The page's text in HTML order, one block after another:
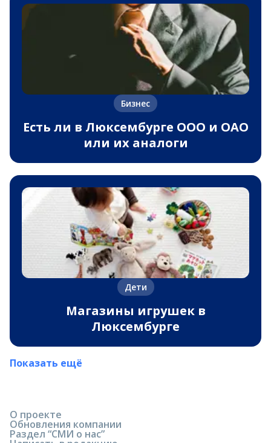
Бизнес
Есть ли в Люксембурге ООО и ОАО
или их аналоги
Дети
Магазины игрушек в
Люксембурге
Показать ещё
О проекте
Обновления компании
Раздел “СМИ о нас”